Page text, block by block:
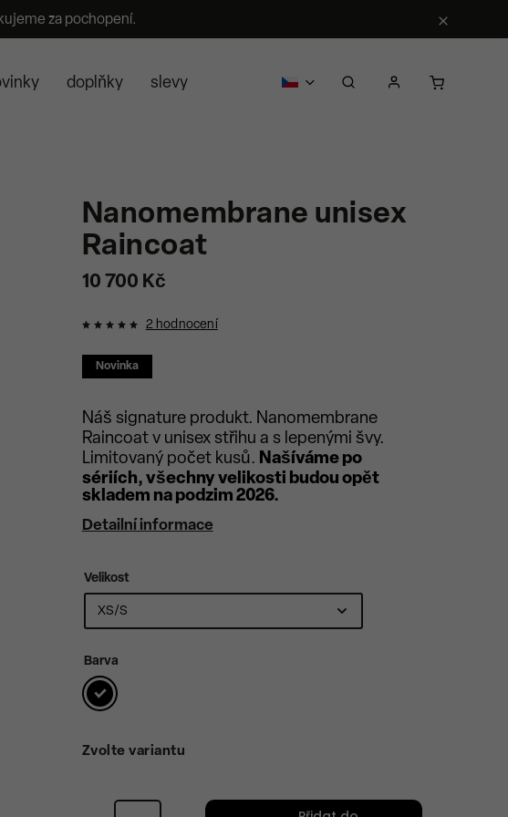
za pochopení.
doplňky slevy o nás prodejci
Nanomembrane unisex
Raincoat
10 700 Kč
Novinka
2 hodnocení
Náš signature produkt. Nanomembrane
Raincoat v unisex střihu a s lepenými švy.
Limitovaný počet kusů. Našíváme po
sériích, všechny velikosti budou opět
skladem na podzim 2026.
Detailní informace
Velikost
Barva
Zvolte variantu